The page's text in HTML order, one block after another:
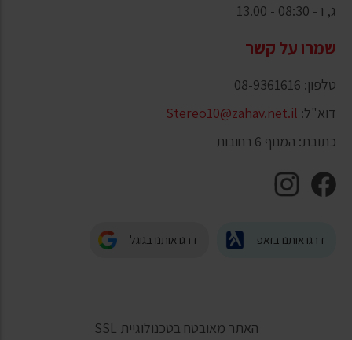
ג, ו - 08:30 - 13.00
שמרו על קשר
טלפון: 08-9361616
דוא"ל: Stereo10@zahav.net.il
כתובת: המנוף 6 רחובות
דרגו אותנו בזאפ דרגו אותנו בגוגל
האתר מאובטח בטכנולוגיית SSL